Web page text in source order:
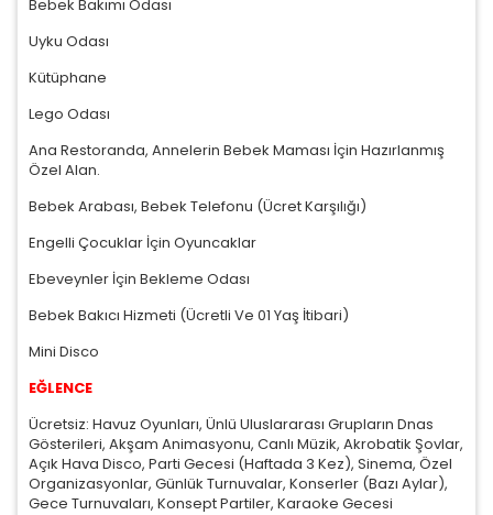
ÇEREZ KULLANIM AYARLARINIZ
Çerez tercihlerinizi
Daha fazla bilgi için
Zorunlu Çerezler
Oturum yönetimi, güvenlik ve temel site işlevleri için gereklidir.
çerezler olmadan site düzgün çalışmaz ve devre dışı
İstatistik Çerezleri
sayfaların popüler olduğunu ve kullanıcıların nerede zorluk
Bebek Bakımı Odası
Uyku Odası
Kütüphane
Lego Odası
Ana Restoranda, Annelerin Bebek Maması İçin Hazırlanmış
Özel Alan.
Bebek Arabası, Bebek Telefonu (Ücret Karşılığı)
Engelli Çocuklar İçin Oyuncaklar
Ebeveynler İçin Bekleme Odası
Bebek Bakıcı Hizmeti (Ücretli Ve 01 Yaş İtibari)
Mini Disco
EĞLENCE
Ücretsiz: Havuz Oyunları, Ünlü Uluslararası Grupların Dnas
Gösterileri, Akşam Animasyonu, Canlı Müzik, Akrobatik Şovlar,
Açık Hava Disco, Parti Gecesi (Haftada 3 Kez), Sinema, Özel
Organizasyonlar, Günlük Turnuvalar, Konserler (Bazı Aylar),
Gece Turnuvaları, Konsept Partiler, Karaoke Gecesi